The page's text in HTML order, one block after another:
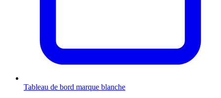
Tableau de bord marque blanche